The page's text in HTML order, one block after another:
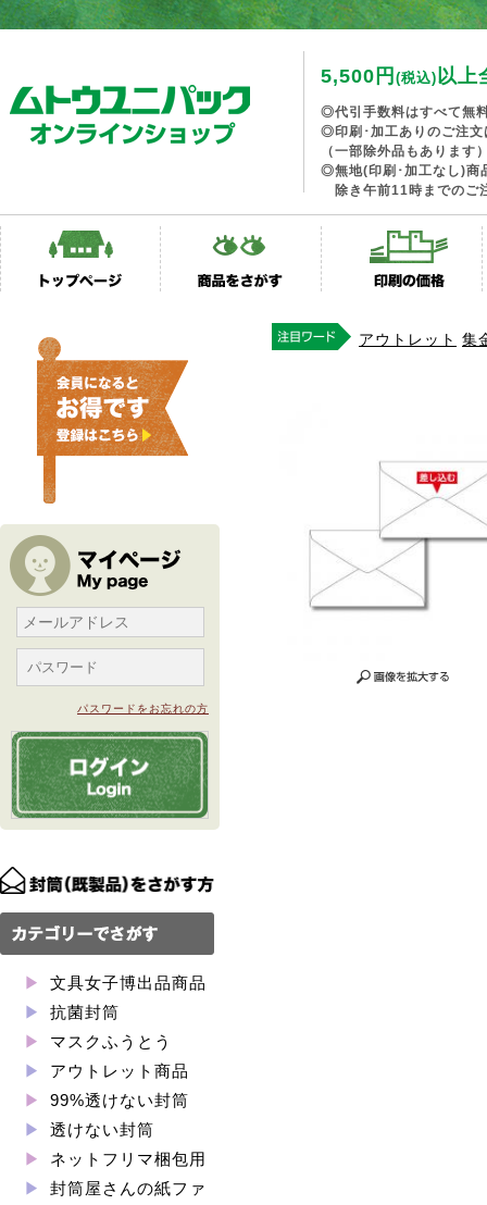
5,500円 (税込)以上
◎代引手数料はすべて無
◎印刷･加工ありのご注文
（一部除外品もあります
◎無地(印刷･加工なし)商
除き午前11時までのご
パスワードをお忘れの方
文具女子博出品商品
抗菌封筒
マスクふうとう
アウトレット商品
99%透けない封筒
透けない封筒
ネットフリマ梱包用
封筒屋さんの紙ファ
アウトレット 集